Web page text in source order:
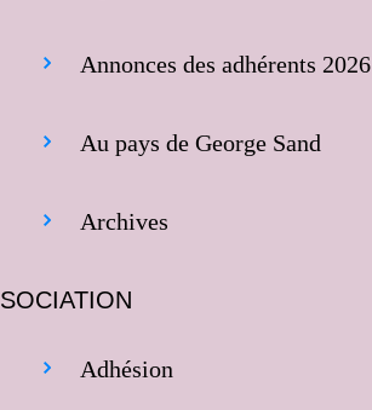
Annonces des adhérents 2026
Au pays de George Sand
Archives
Adhésion